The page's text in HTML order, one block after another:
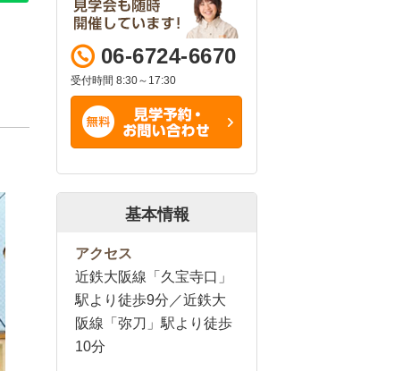
06-6724-6670
受付時間 8:30～17:30
基本情報
アクセス
近鉄大阪線「久宝寺口」
駅より徒歩9分／近鉄大
阪線「弥刀」駅より徒歩
10分